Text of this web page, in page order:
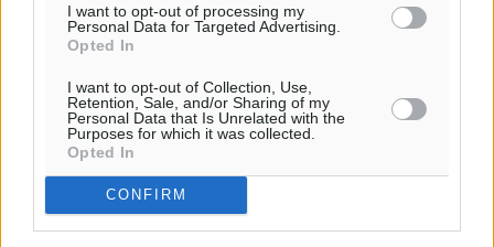
I want to opt-out of processing my
Personal Data for Targeted Advertising.
Opted In
I want to opt-out of Collection, Use,
Retention, Sale, and/or Sharing of my
Personal Data that Is Unrelated with the
Purposes for which it was collected.
Opted In
CONFIRM